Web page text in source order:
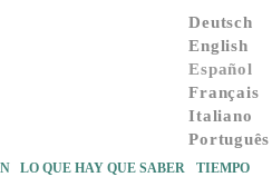
Deutsch
English
Español
Français
Italiano
Português
LO QUE HAY QUE SABER TIEMPO